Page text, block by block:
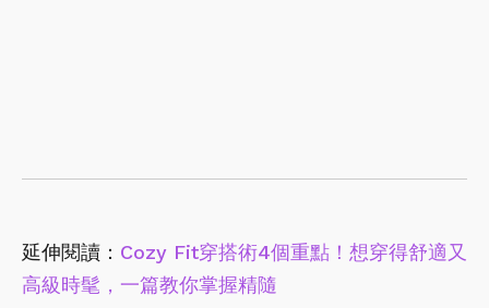
延伸閱讀： Cozy Fit穿搭術4個重點！想穿得舒適又
高級時髦，一篇教你掌握精隨